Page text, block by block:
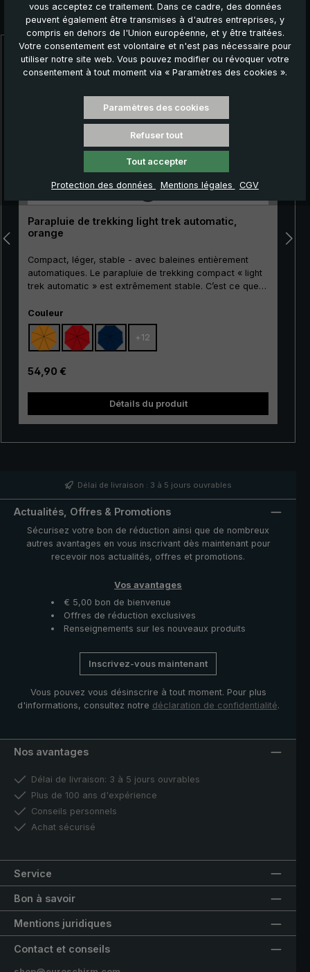
Ignorer la galerie de produits
Autres produits que vous pourriez aimer :
Parapluie de trekking light trek automatic,
orange
Compact, léger, stable - avec baleines entièrement
automatiques. Le parapluie de trekking compact « light
trek automatic » est extrêmement stable. C’est ce que
griffes renforcées de fibres de verre, son mât
métallique profilé stable et l'utilisation d'un tissu en
polyester résistant. Soulignons ici tout particulièrement
son système pratique d'ouverture/fermeture
automatique. Le « light trek automatic » peut être ouvert
et refermé facilement d'une main en appuyant sur un
bouton. Même si un coup de vent devait retourner la
couverture, il suffit d'appuyer sur un bouton et la toile
intacte est de nouveau en bonne position. Ce parapluie
attentes en matière de stabilité et de fonctionnalité,
Sélectionnez
Couleur
+ 12
Prix régulier :
54,90 €
Détails du produit
Délai de livraison : 3 à 5 jours ouvrables
Actualités, Offres & Promotions
Sécurisez votre bon de réduction ainsi que de nombreux
autres avantages en vous inscrivant dès maintenant pour
recevoir nos actualités, offres et promotions.
Vos avantages
€ 5,00 bon de bienvenue
Offres de réduction exclusives
Renseignements sur les nouveaux produits
Inscrivez-vous maintenant
Vous pouvez vous désinscrire à tout moment. Pour plus
d'informations, consultez notre déclaration de confidentialité.
Nos avantages
Délai de livraison: 3 à 5 jours ouvrables
Plus de 100 ans d'expérience
Conseils personnels
Achat sécurisé
Service
Bon à savoir
Mentions juridiques
Contact et conseils
vous acceptez ce traitement. Dans ce cadre, des données
peuvent également être transmises à d'autres entreprises, y
compris en dehors de l'Union européenne, et y être traitées.
Votre consentement est volontaire et n'est pas nécessaire pour
utiliser notre site web. Vous pouvez modifier ou révoquer votre
consentement à tout moment via « Paramètres des cookies ».
Paramètres des cookies
Refuser tout
Tout accepter
Protection des données Mentions légales CGV